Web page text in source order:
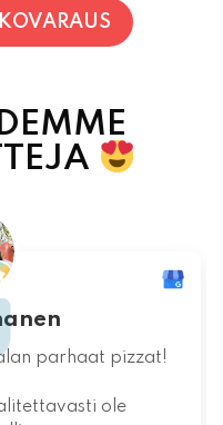
raaka-
maukkaan pizzan.